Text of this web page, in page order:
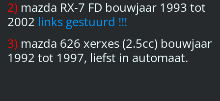
2) mazda RX-7 FD bouwjaar 1993 tot
2002 links gestuurd !!!
3) mazda 626 xerxes (2.5cc) bouwjaar
1992 tot 1997, liefst in automaat.